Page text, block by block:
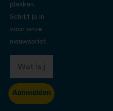
plekken.
Schrijf je in
voor onze
nieuwsbrief.
Aanmelden